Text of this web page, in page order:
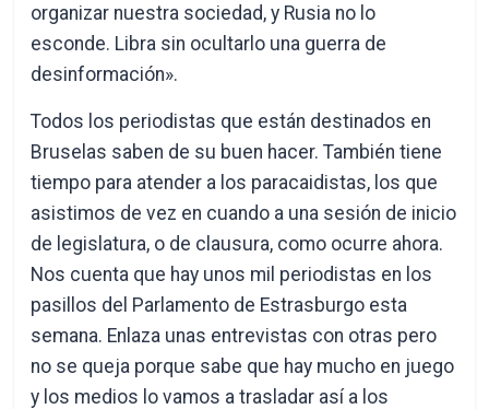
organizar nuestra sociedad, y Rusia no lo
esconde. Libra sin ocultarlo una guerra de
desinformación».
Todos los periodistas que están destinados en
Bruselas saben de su buen hacer. También tiene
tiempo para atender a los paracaidistas, los que
asistimos de vez en cuando a una sesión de inicio
de legislatura, o de clausura, como ocurre ahora.
Nos cuenta que hay unos mil periodistas en los
pasillos del Parlamento de Estrasburgo esta
semana. Enlaza unas entrevistas con otras pero
no se queja porque sabe que hay mucho en juego
y los medios lo vamos a trasladar así a los